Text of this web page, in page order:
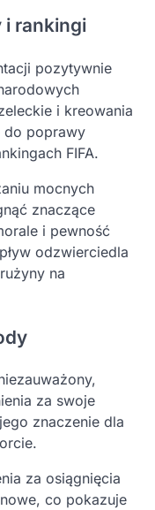
i rankingi
pozytywnie
i kreowania
do poprawy
FIFA.
mocnych
znaczące
i pewność
odzwierciedla
na
za swoje
znaczenie dla
za osiągnięcia
co pokazuje